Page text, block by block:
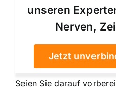
unseren
Nerven,
Jetzt
Seien Sie darauf